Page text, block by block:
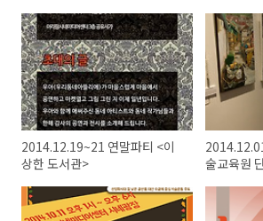
2014.12.19~21 연말파티 <이
상한 도서관>
술교육원